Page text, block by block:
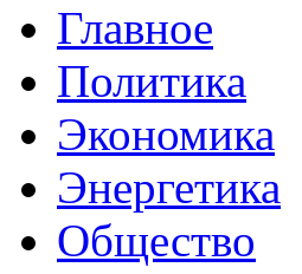
Главное
Политика
Экономика
Энергетика
Общество